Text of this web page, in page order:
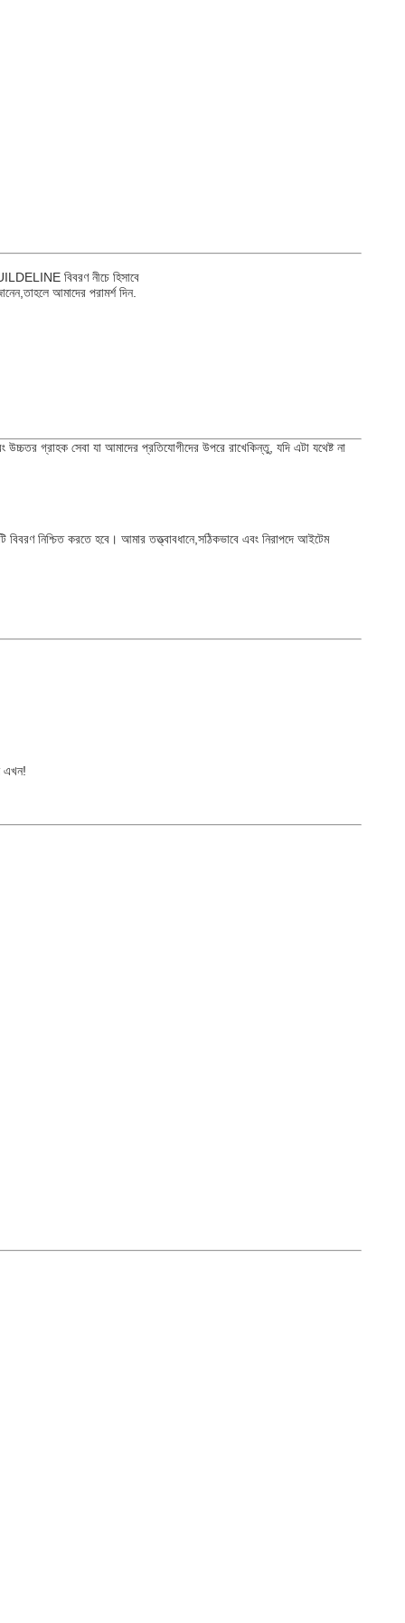
বিবরণ নীচে হিসাবে
আমাদের পরামর্শ দিন.
উচ্চতর গ্রাহক সেবা যা আমাদের প্রতিযোগীদের উপরে রাখেকিন্তু, যদি এটা যথেষ্ট না
নিশ্চিত করতে হবে। আমার তত্ত্বাবধানে,সঠিকভাবে এবং নিরাপদে আইটেম
এখন!